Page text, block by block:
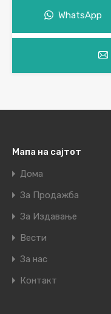
WhatsApp
Мапа на сајтот
Дома
За Продажба
За Издавање
Вести
За нас
Контакт